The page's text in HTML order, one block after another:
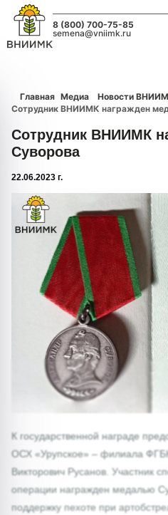
8 (800) 700-75-85
semena@vniimk.ru
Главная Медиа
Новости
Сотрудник ВНИИМК награжден
Сотрудник ВНИИМК
Суворова
22.06.2023 г.
К государственной награде
ОСХ «Урупское» – филиала
Викторович Русанов. Участник
операции награжден медалью
поддержку пехоте при